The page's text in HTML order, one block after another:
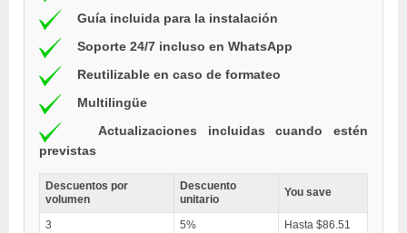
Guía incluida para la instalación
Soporte 24/7 incluso en WhatsApp
Reutilizable en caso de formateo
Multilingüe
Actualizaciones incluidas cuando estén
previstas
Descuentos por
volumen
Descuento
unitario
You save
3 5%
Hasta $86.51